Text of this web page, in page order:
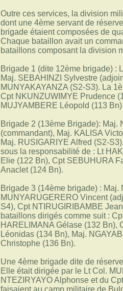
Outre ces services, la division
dont une 4ème servant de
brigade étaient composées de
Chaque bataillon avait un
bataillons composant la division
Brigade 1 (dite 12ème brigade) :
Maj. SEBAHINZI Sylvestre
MUNYAKAYANZA (S2-S3). La
Cpt NKUNZUWIMYE Prudence
MUJYAMBERE Léopold (113
Brigade 2 (13ème Brigade):
(commandant), Maj. KALISA
Maj. RUSIGARIYE Alfred (S2-
sous la responsabilité de : Lt
Elie (122 Bn), Cpt SEBUHURA
Anaclet (124 Bn).
Brigade 3 (14ème brigade) :
MUNYARUGERERO Vincent
S4), Cpt NTIRUGIRIBAMBE
bataillons dirigés comme suit :
HARELIMANA Gélase (132 Bn),
Léonidas (134 Bn), Maj.
Christophe (136 Bn).
Une 4ème brigade dite de
Elle était dirigée par le Lt Col.
NTEZIRYAYO Alphonse et du
faisaient au camp militaire de